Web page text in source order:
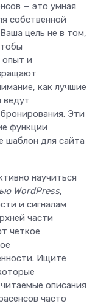
— это умная
собственной
цель не в том,
опыт и
как лучшие
ведут
Эти
функции
шаблон для сайта
научиться
WordPress,
и сигналам
части
четкое
Ищите
описания
часто